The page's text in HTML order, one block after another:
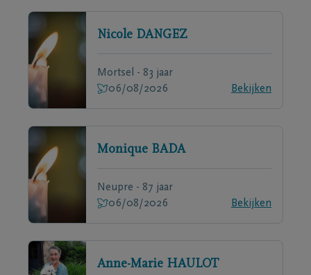
Nicole DANGEZ
Mortsel - 83 jaar
06/08/2026
Bekijken
Monique BADA
Neupre - 87 jaar
06/08/2026
Bekijken
Anne-Marie HAULOT